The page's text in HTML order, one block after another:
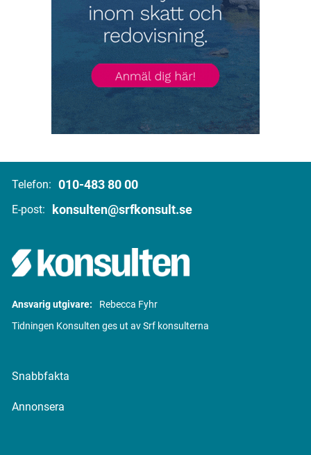
Telefon: 010-483 80 00
E-post: konsulten@srfkonsult.se
Ansvarig utgivare:
Rebecca Fyhr
Tidningen Konsulten ges ut av Srf konsulterna
Snabbfakta
Annonsera